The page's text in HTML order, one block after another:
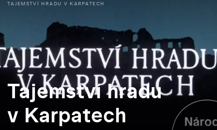
TAJEMSTVÍ HRADU V KARPATECH
Tajemství hradu
v Karpatech